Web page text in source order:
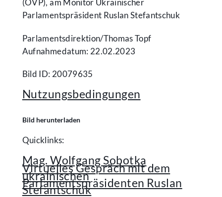
(ÖVP), am Monitor Ukrainischer
Parlamentspräsident Ruslan Stefantschuk
Parlamentsdirektion/​Thomas Topf
Aufnahmedatum: 22.02.2023
Bild ID: 20079635
Nutzungsbedingungen
Bild herunterladen
Quicklinks:
Mag. Wolfgang Sobotka
Virtuelles Gespräch mit dem
ukrainischen
Parlamentspräsidenten Ruslan
Stefantschuk